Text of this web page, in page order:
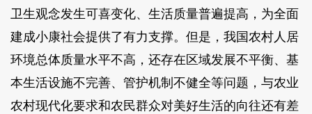
卫生观念发生可喜变化、生活质量普遍提高，为全面
建成小康社会提供了有力支撑。但是，我国农村人居
环境总体质量水平不高，还存在区域发展不平衡、基
本生活设施不完善、管护机制不健全等问题，与农业
农村现代化要求和农民群众对美好生活的向往还有差